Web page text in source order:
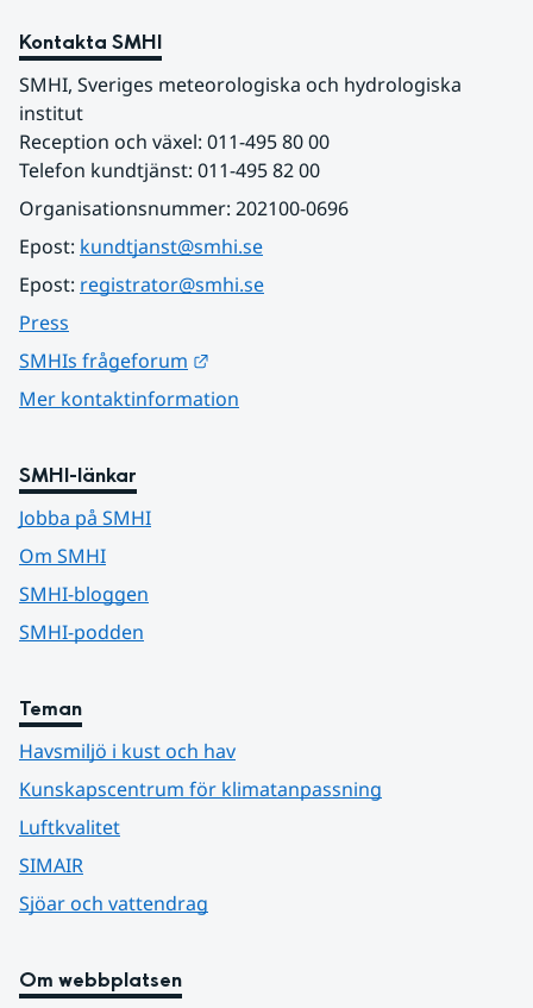
Kontakta SMHI
SMHI, Sveriges meteorologiska och hydrologiska
institut
Reception och växel: 011-495 80 00
Telefon kundtjänst: 011-495 82 00
Organisationsnummer: 202100-0696
Epost: kundtjanst@smhi.se
Epost: registrator@smhi.se
Press
SMHIs frågeforum
Mer kontaktinformation
SMHI-länkar
Jobba på SMHI
Om SMHI
SMHI-bloggen
SMHI-podden
Teman
Havsmiljö i kust och hav
Kunskapscentrum för klimatanpassning
Luftkvalitet
SIMAIR
Sjöar och vattendrag
Om webbplatsen